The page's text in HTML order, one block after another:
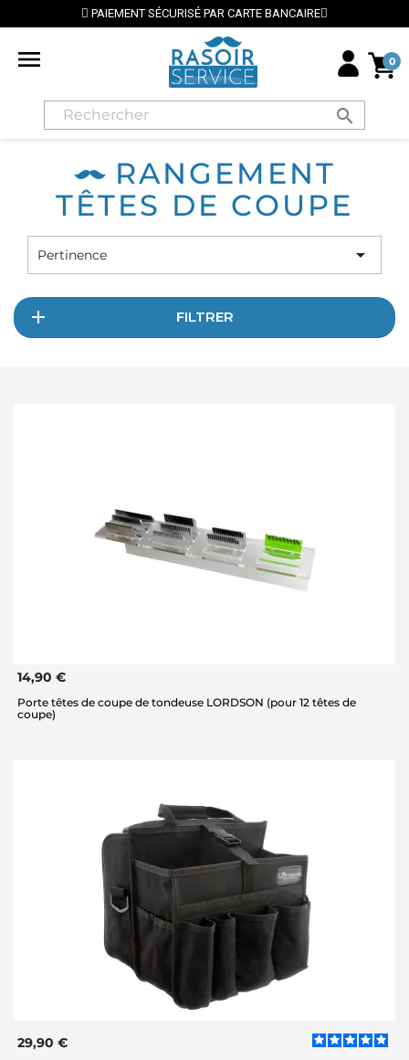
PAIEMENT SÉCURISÉ PAR CARTE BANCAIRE
 0
search
RANGEMENT
TÊTES DE COUPE
Pertinence 
FILTRER
14,90 €
Porte têtes de coupe de tondeuse LORDSON (pour 12 têtes de
coupe)
29,90 €